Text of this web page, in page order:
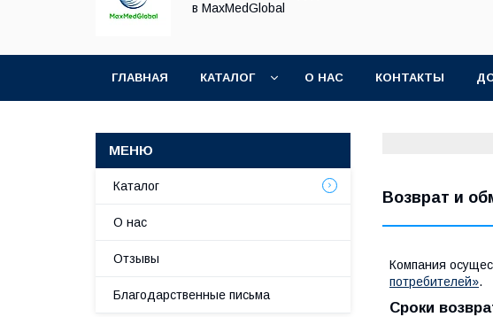
в MaxMedGlobal
ГЛАВНАЯ КАТАЛОГ О НАС КОНТАКТЫ
Возврат и
Компания
потребителей».
Сроки
Каталог
О нас
Отзывы
Благодарственные письма